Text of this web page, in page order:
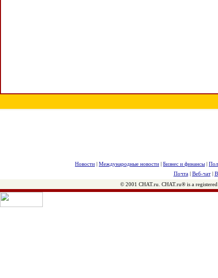
Новости | Международные новости | Бизнес и финансы |
Почта| Веб-чат|
© 2001 CHAT.ru. CHAT.ru® is a